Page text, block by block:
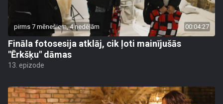
pirms 7 mēnešiem, 4 nedēļām 00:04:27
Fināla fotosesija atklāj, cik ļoti mainījušās
"Ērkšķu" dāmas
13. epizode